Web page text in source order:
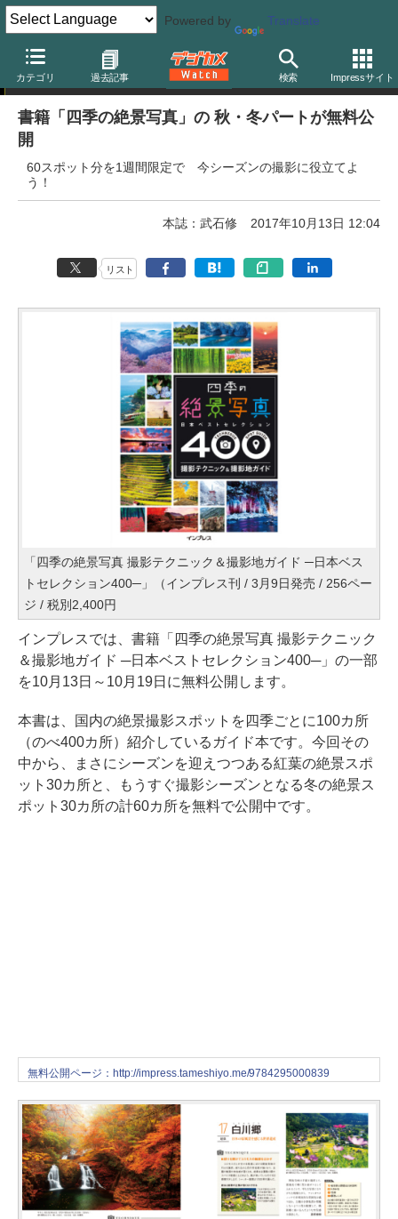
Powered by Translate
カテゴリ 過去記事 検索 Impressサイト
デジタルカメラマガジン
書籍「四季の絶景写真」の 秋・冬パートが無料公
開
60スポット分を1週間限定で 今シーズンの撮影に役立てよ
う！
本誌：武石修 2017年10月13日 12:04
リスト
「四季の絶景写真 撮影テクニック＆撮影地ガイド ─日本ベス
トセレクション400─」（インプレス刊 / 3月9日発売 / 256ペー
ジ / 税別2,400円
インプレスでは、書籍「四季の絶景写真 撮影テクニック
＆撮影地ガイド ─日本ベストセレクション400─」の一部
を10月13日～10月19日に無料公開します。
本書は、国内の絶景撮影スポットを四季ごとに100カ所
（のべ400カ所）紹介しているガイド本です。今回その
中から、まさにシーズンを迎えつつある紅葉の絶景スポ
ット30カ所と、もうすぐ撮影シーズンとなる冬の絶景ス
ポット30カ所の計60カ所を無料で公開中です。
無料公開ページ：http://impress.tameshiyo.me/9784295000839